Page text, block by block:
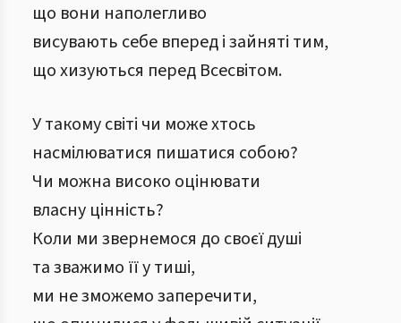
що вони наполегливо
висувають себе вперед і зайняті тим,
що хизуються перед Всесвітом.
У такому світі чи може хтось
насмілюватися пишатися собою?
Чи можна високо оцінювати
власну цінність?
Коли ми звернемося до своєї душі
та зважимо її у тиші,
ми не зможемо заперечити,